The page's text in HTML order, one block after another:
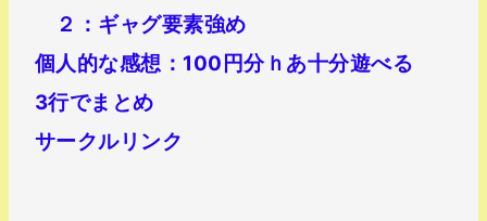
２：ギャグ要素強め
個人的な感想：100円分ｈあ十分遊べる
3行でまとめ
サークルリンク